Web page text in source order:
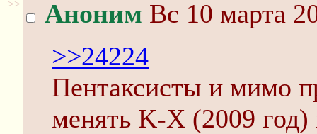
>> Аноним Вс 10 марта
>>24224
Пентаксисты и мимо
менять K-X (2009